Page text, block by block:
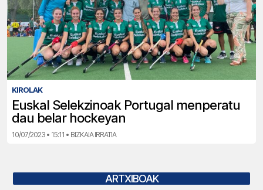
KIROLAK
Euskal Selekzinoak Portugal menperatu
dau belar hockeyan
10/07/2023 • 15:11 • BIZKAIA IRRATIA
ARTXIBOAK